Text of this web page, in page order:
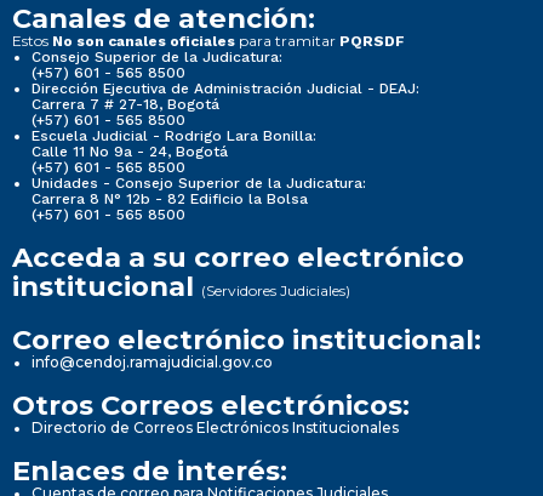
Canales de atención:
Estos No son canales oficiales para tramitar PQRSDF
Consejo Superior de la Judicatura:
(+57) 601 - 565 8500
Dirección Ejecutiva de Administración Judicial - DEAJ:
Carrera 7 # 27-18, Bogotá
(+57) 601 - 565 8500
Escuela Judicial - Rodrigo Lara Bonilla:
Calle 11 No 9a - 24, Bogotá
(+57) 601 - 565 8500
Unidades - Consejo Superior de la Judicatura:
Carrera 8 N° 12b - 82 Edificio la Bolsa
(+57) 601 - 565 8500
Acceda a su correo electrónico
institucional (Servidores Judiciales)
Correo electrónico institucional:
info@cendoj.ramajudicial.gov.co
Otros Correos electrónicos:
Directorio de Correos Electrónicos Institucionales
Enlaces de interés: